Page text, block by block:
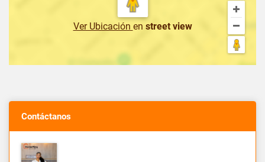
Ver Ubicación en street view
Contáctanos